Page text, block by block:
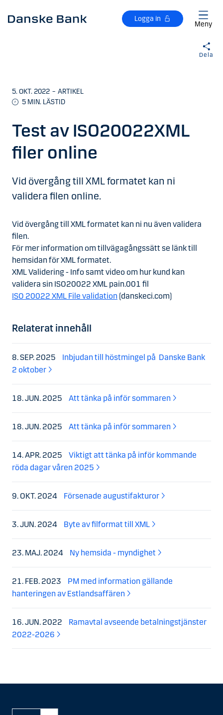
Logga in
Meny
Dela
5. OKT. 2022 – ARTIKEL
5 MIN. LÄSTID
Test av ISO20022XML
filer online
Vid övergång till XML formatet kan ni
validera filen online.
Vid övergång till XML formatet kan ni nu även validera
filen.
För mer information om tillvägagångssätt se länk till
hemsidan för XML formatet.
XML Validering - Info samt video om hur kund kan
validera sin ISO20022 XML pain.001 fil
ISO 20022 XML File validation (danskeci.com)
Relaterat innehåll
8. SEP. 2025
Inbjudan till höstmingel på Danske Bank
2 oktober
18. JUN. 2025 Att tänka på inför sommaren
18. JUN. 2025 Att tänka på inför sommaren
14. APR. 2025
Viktigt att tänka på inför kommande
röda dagar våren 2025
9. OKT. 2024 Försenade augustifakturor
3. JUN. 2024 Byte av filformat till XML
23. MAJ. 2024 Ny hemsida - myndighet
21. FEB. 2023
PM med information gällande
hanteringen av Estlandsaffären
16. JUN. 2022
Ramavtal avseende betalningstjänster
2022-2026